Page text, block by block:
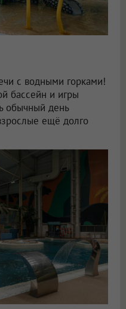
с водными горками!
бассейн и игры
обычный день
ещё долго